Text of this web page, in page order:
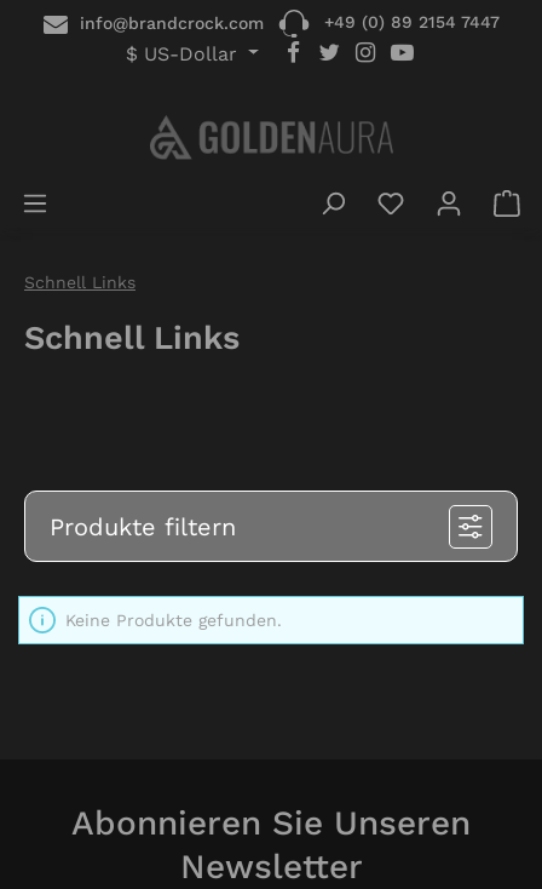
springeninfo@brandcrock.com +49 (0) 89 2154 7447
$ US-Dollar
Du hast 0
Schnell Links
Schnell Links
Produkte filtern
Keine Produkte gefunden.
Abonnieren Sie Unseren
Newsletter